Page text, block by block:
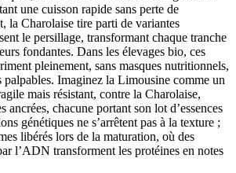
une cuisson rapide sans perte de
la Charolaise tire parti de variantes
le persillage, transformant chaque tranche
fondantes. Dans les élevages bio, ces
pleinement, sans masques nutritionnels,
palpables. Imaginez la Limousine comme un
mais résistant, contre la Charolaise,
ancrées, chacune portant son lot d’essences
génétiques ne s’arrêtent pas à la texture ;
libérés lors de la maturation, où des
l’ADN transforment les protéines en notes